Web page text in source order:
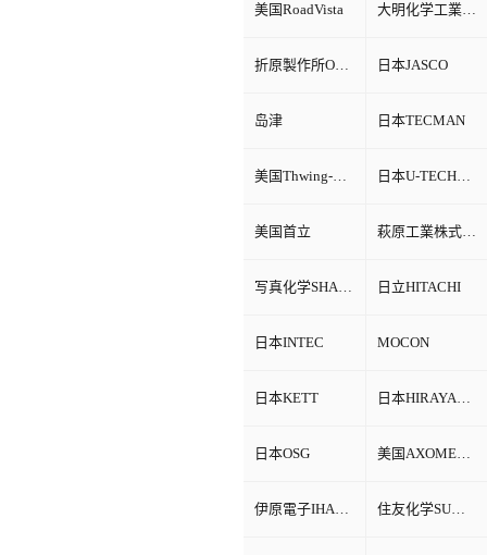
美国RoadVista 大明化学工業株式会社
折原製作所ORIHARA 日本JASCO
岛津 日本TECMAN
美国Thwing-Albert 日本U-TECHNOLOGY
美国首立 萩原工業株式会社HAGIHARA
写真化学SHASHIN KAGAKU 日立HITACHI
日本INTEC MOCON
日本KETT 日本HIRAYAMA
日本OSG 美国AXOMETRICS
伊原電子IHARA 住友化学SUMITOMO